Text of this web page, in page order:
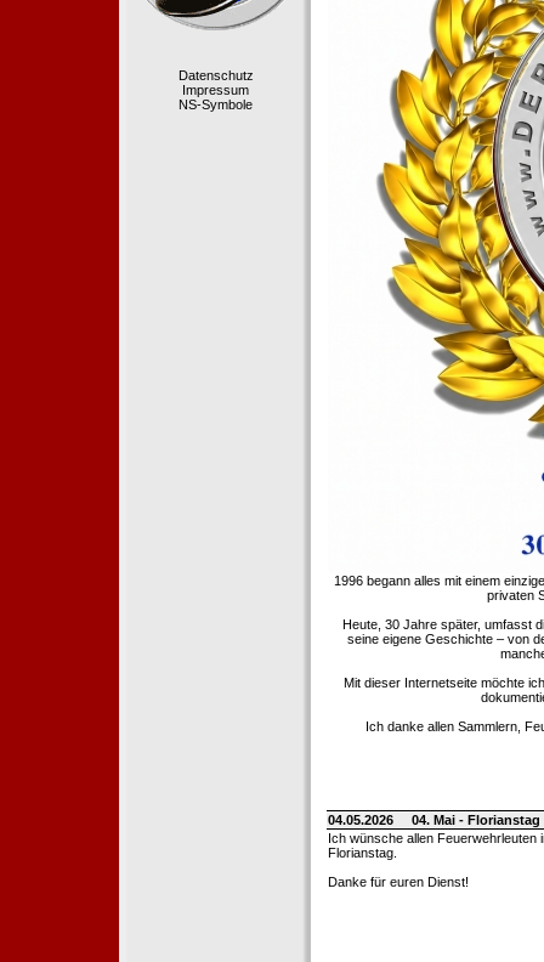
Datenschutz
Impressum
NS-Symbole
1996 begann alles mit einem
privaten
Heute, 30 Jahre später, umfasst
seine eigene Geschichte – von
Mit dieser Internetseite möchte
Ich danke allen Sammlern,
04.05.2026
04. Mai -
Ich wünsche allen Feuerwehrleuten
Florianstag.
Danke für euren Dienst!